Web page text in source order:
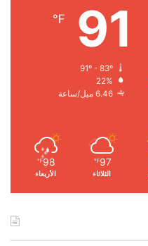
91
℉
22%
6.46 ميل/ساعة
97
℉
الثلاثاء
98
℉
الأربعاء